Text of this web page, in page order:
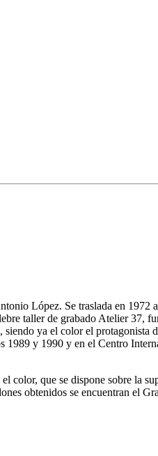
López. Se traslada en 1972
taller de grabado Atelier 37,
ya el color el protagonista
y 1990 y en el Centro
color, que se dispone sobre la
obtenidos se encuentran el